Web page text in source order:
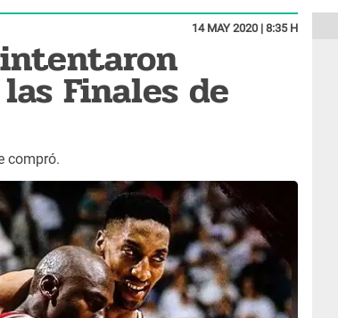
14 MAY 2020 | 8:35 H
Finales de
compró.